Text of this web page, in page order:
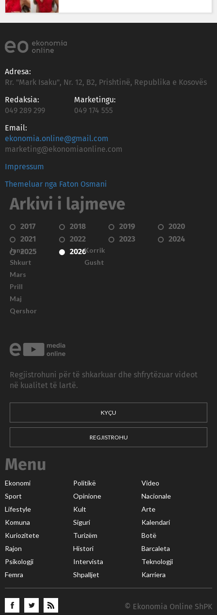
Adresa:
Rr. "Mark Isaku", Nr. 12, B2, Prishtinë, Republika e Kosovës
Redaksia:
049 289 299
Marketingu:
049 174 555
Email:
ekonomia.online@gmail.com
marketing@ekonomiaonline.com
Impressum
Themeluar nga Faton Osmani
Arkivi i lajmeve
2017 2018 2019
2020
2021
2022 2023
2024
2025
2026
Janar
Shkurt
Mars
Prill
Maj
Qershor
Korrik
Gusht
Regjistrohuni për të shkarkuar dhe shfrytëzuar videot
në kualitet të lartë.
KYÇU
REGJISTROHU
Menu
Ekonomi Politikë
Video
Sport
Opinione
Nacionale
Lifestyle
Kult
Arte
Komuna
Siguri
Kalendari
Kuriozitete
Turizëm
Botë
Rajon
Histori
Barcaleta
Psikologji
Intervista
Teknologji
Femra
Shpalljet Karriera
© Ekonomia Online ShPK